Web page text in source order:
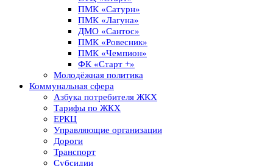
ПМК «Сатурн»
ПМК «Лагуна»
ДМО «Сантос»
ПМК «Ровесник»
ПМК «Чемпион»
ФК «Старт +»
Молодёжная политика
Коммунальная сфера
Азбука потребителя ЖКХ
Тарифы по ЖКХ
ЕРКЦ
Управляющие организации
Дороги
Транспорт
Субсидии